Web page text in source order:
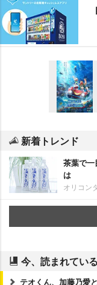
新着トレンド
茶葉で一
は
オリコン
今、読まれてい
テオくん、加藤乃愛